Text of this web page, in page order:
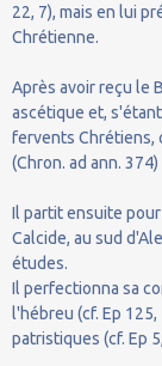
22, 7), mais en lui
Chrétienne.
Après avoir reçu le
ascétique et,
fervents Chrétiens,
(Chron. ad ann.
Il partit ensuite
Calcide, au sud
études.
Il perfectionna sa
l'hébreu (cf. Ep
patristiques (cf. Ep